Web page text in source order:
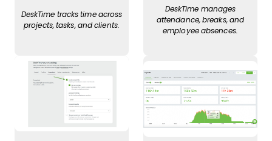
DeskTime tracks time across
projects, tasks, and clients.
DeskTime manages
attendance, breaks, and
employee absences.